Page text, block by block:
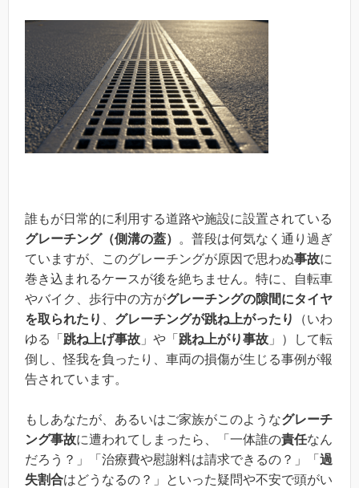
誰もが日常的に利用する道路や施設に設置されている
グレーチング（側溝の蓋）
。普段は何気なく通り過ぎ
ていますが、このグレーチングが原因で思わぬ事故に
巻き込まれるケースが後を絶ちません。特に、自転車
やバイク、歩行中の方がグレーチングの隙間にタイヤ
を取られたり
グレーチングが跳ね上がったり
（いわ
ゆる「 跳ね上げ事故 」や「 跳ね上がり事故 」）して転
倒し、怪我を負ったり、車両の損傷が生じる事例が報
告されています。
もしあなたが、あるいはご家族がこのようなグレーチ
ング事故に遭われてしまったら、「一体誰の責任なん
だろう？」「治療費や慰謝料は請求できるの？」「 過
失割合はどうなるの？」といった疑問や不安で頭がい